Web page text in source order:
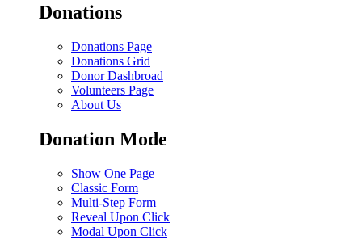
Donations
Donations Page
Donations Grid
Donor Dashbroad
Volunteers Page
About Us
Donation Mode
Show One Page
Classic Form
Multi-Step Form
Reveal Upon Click
Modal Upon Click